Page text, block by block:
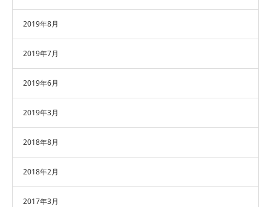
2019年8月
2019年7月
2019年6月
2019年3月
2018年8月
2018年2月
2017年3月